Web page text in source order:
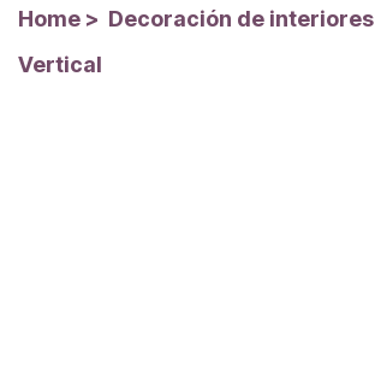
Home > Decoración de interiores
Vertical